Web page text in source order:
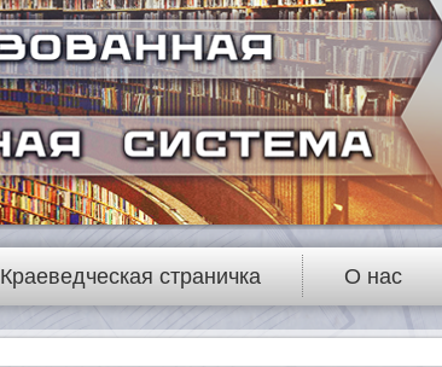
Краеведческая страничка О нас